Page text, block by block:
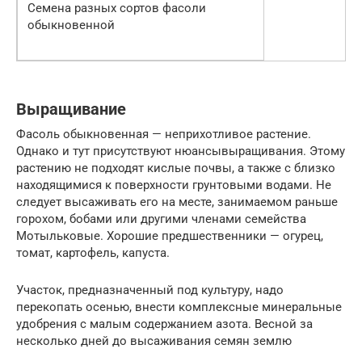
Семена разных сортов фасоли
обыкновенной
Выращивание
Фасоль обыкновенная — неприхотливое растение.
Однако и тут присутствуют нюансывыращивания. Этому
растению не подходят кислые почвы, а также с близко
находящимися к поверхности грунтовыми водами. Не
следует высаживать его на месте, занимаемом раньше
горохом, бобами или другими членами семейства
Мотыльковые. Хорошие предшественники — огурец,
томат, картофель, капуста.
Участок, предназначенный под культуру, надо
перекопать осенью, внести комплексные минеральные
удобрения с малым содержанием азота. Весной за
несколько дней до высаживания семян землю